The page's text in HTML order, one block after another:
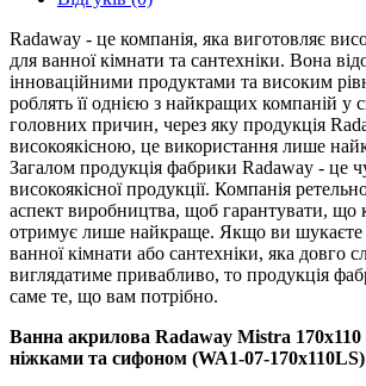
Radaway - це компанія, яка виготовляє
для ванної кімнати та сантехніки. Вона
інноваційними продуктами та високим
роблять її однією з найкращих компаній у
головних причин, через яку продукція
високоякісною, це використання лише
Загалом продукція фабрики Radaway - це
високоякісної продукції. Компанія
аспект виробництва, щоб гарантувати, що
отримує лише найкраще. Якщо ви шукаєте
ванної кімнати або сантехніки, яка довго
виглядатиме привабливо, то продукція
саме те, що вам потрібно.
Ванна акрилова Radaway Mistra 170x110
ніжками та сифоном (WA1-07-170x110LS)